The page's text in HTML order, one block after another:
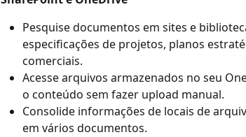
Pesquise documentos em sites e
especificações de projetos, planos
comerciais.
Acesse arquivos armazenados no seu
o conteúdo sem fazer upload manual.
Consolide informações de locais de
em vários documentos.